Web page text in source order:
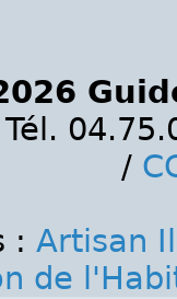
/
: Artisan
de